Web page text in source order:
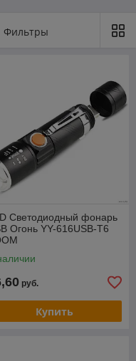
Фильтры
Светодиодный фонарь
Огонь YY-616USB-T6
руб.
Купить